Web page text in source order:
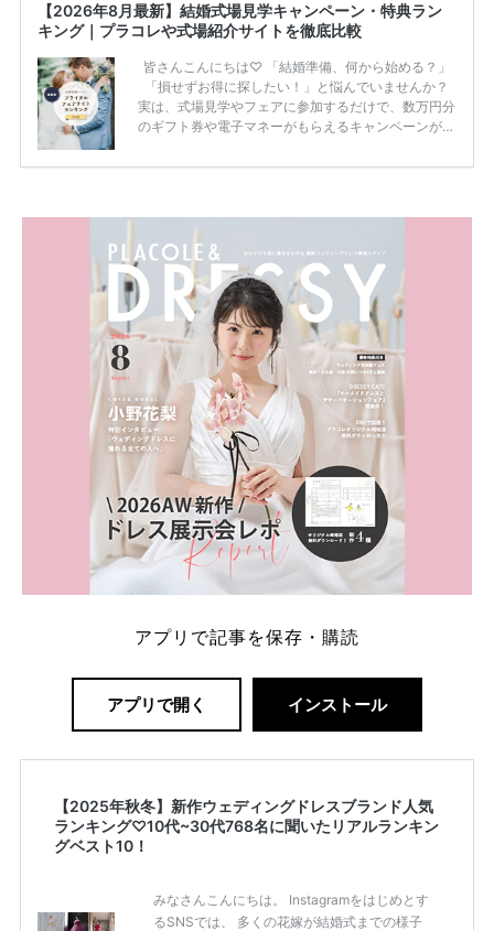
【2026年8月最新】結婚式場見学キャンペーン・特典ラン
キング｜プラコレや式場紹介サイトを徹底比較
皆さんこんにちは♡ 「結婚準備、何から始める？」
「損せずお得に探したい！」と悩んでいませんか？
実は、式場見学やフェアに参加するだけで、数万円分
のギフト券や電子マネーがもらえるキャンペーンがあ
ため、比較せずに選ぶと損をしてしまうことも……。
内容：特典金額・条件・応募方法・注意点 「どこが
一番お得？」「プラコレの特典は？」といった疑問も
解決します。 まずは診断で候補を絞れる「ウェディ
ング診断」か、体験型 […]
続きを読む
アプリで記事を保存・購読
アプリで開く インストール
【2025年秋冬】新作ウェディングドレスブランド人気
ランキング♡10代~30代768名に聞いたリアルランキン
グベスト10！
みなさんこんにちは。 Instagramをはじめとす
るSNSでは、 多くの花嫁が結婚式までの様子